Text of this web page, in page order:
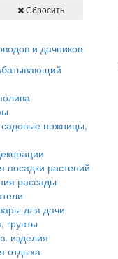
Сбросить
и дачников
ножницы,
посадки растений
рассады
для дачи
грунты
изделия
отдыха